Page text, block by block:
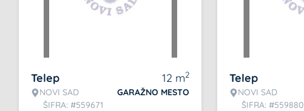
Telep
NOVI SAD
ŠIFRA: #559671
12 m2
GARAŽNO MESTO
Telep
NOVI SAD
ŠIFRA: #559880